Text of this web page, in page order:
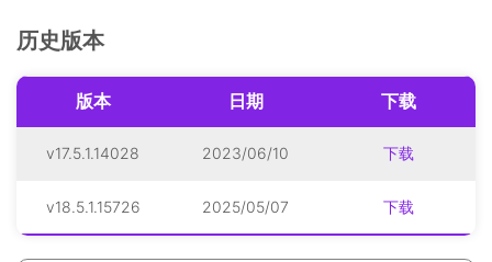
历史版本
版本 日期 下载
v17.5.1.14028 2023/06/10 下载
v18.5.1.15726 2025/05/07 下载